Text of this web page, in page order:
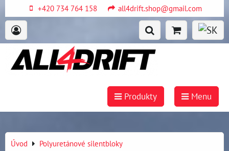
+420 734 764 158 all4drift.shop@gmail.com
Produkty Menu
Úvod Polyuretánové silentbloky